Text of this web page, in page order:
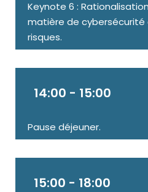
Keynote 6 :
matière de
risques.
14:00 - 15:00
Pause déjeuner.
15:00 - 18:00